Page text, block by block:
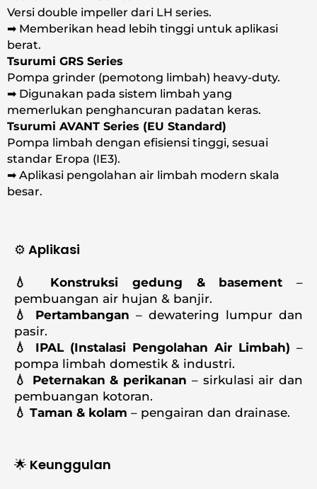
Versi double impeller dari LH series.
➡ Memberikan head lebih tinggi untuk aplikasi
berat.
Tsurumi GRS Series
Pompa grinder (pemotong limbah) heavy-duty.
➡ Digunakan pada sistem limbah yang
memerlukan penghancuran padatan keras.
Tsurumi AVANT Series (EU Standard)
Pompa limbah dengan efisiensi tinggi, sesuai
standar Eropa (IE3).
➡ Aplikasi pengolahan air limbah modern skala
besar.
⚙️ Aplikasi
💧 Konstruksi gedung & basement –
pembuangan air hujan & banjir.
💧 Pertambangan – dewatering lumpur dan
pasir.
💧 IPAL (Instalasi Pengolahan Air Limbah) –
pompa limbah domestik & industri.
💧 Peternakan & perikanan – sirkulasi air dan
pembuangan kotoran.
💧 Taman & kolam – pengairan dan drainase.
🌟 Keunggulan